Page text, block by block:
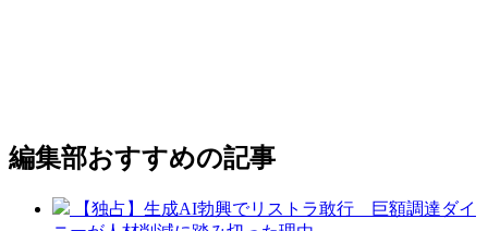
編集部おすすめの記事
【独占】生成AI勃興でリストラ敢行 巨額調達ダイ